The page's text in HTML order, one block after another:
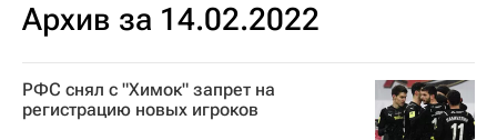
Архив за 14.02.2022
РФС снял с "Химок" запрет на
регистрацию новых игроков